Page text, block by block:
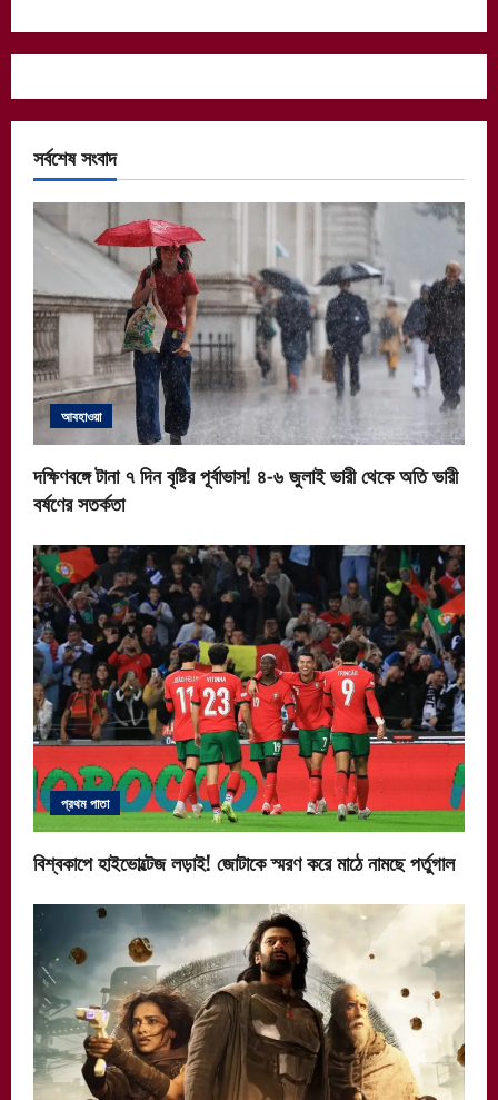
সর্বশেষ সংবাদ
আবহাওয়া
দক্ষিণবঙ্গে টানা ৭ দিন বৃষ্টির পূর্বাভাস! ৪-৬ জুলাই ভারী থেকে অতি ভারী
বর্ষণের সতর্কতা
প্রথম পাতা
বিশ্বকাপে হাইভোল্টেজ লড়াই! জোটাকে স্মরণ করে মাঠে নামছে পর্তুগাল